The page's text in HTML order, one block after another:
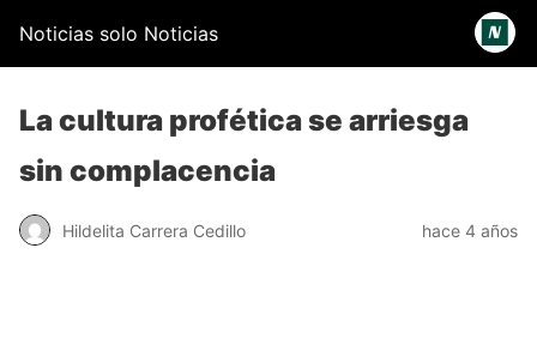
Noticias solo Noticias
La cultura profética se arriesga
sin complacencia
Hildelita Carrera Cedillo hace 4 años